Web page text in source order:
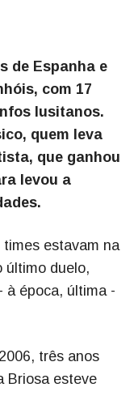
de Espanha e
com 17
lusitanos.
quem leva
que ganhou
levou a
times estavam na
último duelo,
à época, última -
três anos
Briosa esteve